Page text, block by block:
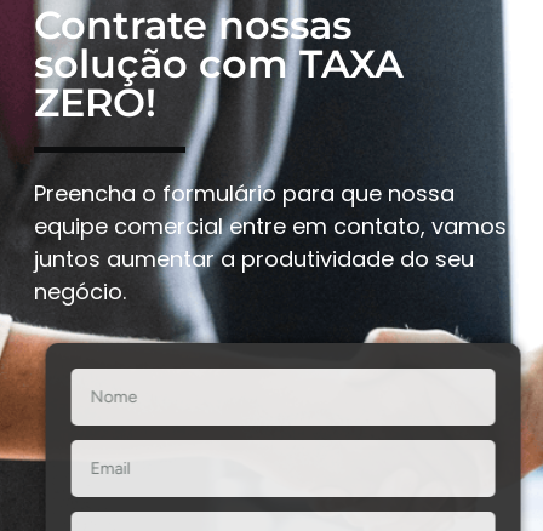
Contrate nossas
solução com TAXA
ZERO!
Preencha o formulário para que nossa
equipe comercial entre em contato, vamos
juntos aumentar a produtividade do seu
negócio.